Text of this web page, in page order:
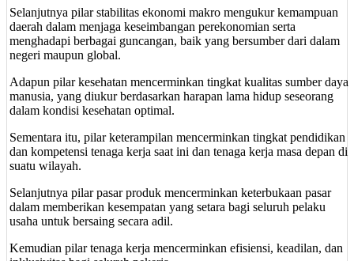
Selanjutnya pilar stabilitas ekonomi makro mengukur kemampuan
daerah dalam menjaga keseimbangan perekonomian serta
menghadapi berbagai guncangan, baik yang bersumber dari dalam
negeri maupun global.
Adapun pilar kesehatan mencerminkan tingkat kualitas sumber daya
manusia, yang diukur berdasarkan harapan lama hidup seseorang
dalam kondisi kesehatan optimal.
Sementara itu, pilar keterampilan mencerminkan tingkat pendidikan
dan kompetensi tenaga kerja saat ini dan tenaga kerja masa depan di
suatu wilayah.
Selanjutnya pilar pasar produk mencerminkan keterbukaan pasar
dalam memberikan kesempatan yang setara bagi seluruh pelaku
usaha untuk bersaing secara adil.
Kemudian pilar tenaga kerja mencerminkan efisiensi, keadilan, dan